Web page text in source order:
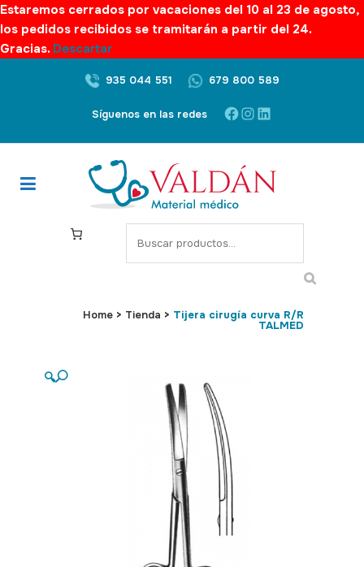
Estaremos cerrados por vacaciones del 10 al 23 de agosto,
los pedidos recibidos se tramitarán a partir del 24.
Gracias. Descartar
935 044 551 679 800 589
Síguenos en las redes Facebook
Instagram
LinkedIn
S
e
c
Home > Tienda > Tijera cirugía curva R/R
TALMED
🔍